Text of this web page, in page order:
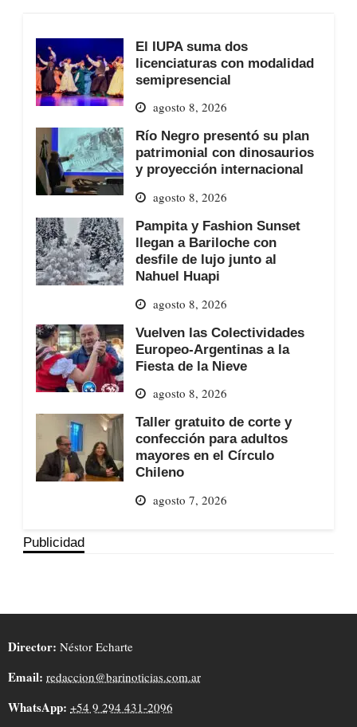
El IUPA suma dos
licenciaturas con modalidad
semipresencial
agosto 8, 2026
Río Negro presentó su plan
patrimonial con dinosaurios
y proyección internacional
agosto 8, 2026
Pampita y Fashion Sunset
llegan a Bariloche con
desfile de lujo junto al
Nahuel Huapi
agosto 8, 2026
Vuelven las Colectividades
Europeo-Argentinas a la
Fiesta de la Nieve
agosto 8, 2026
Taller gratuito de corte y
confección para adultos
mayores en el Círculo
Chileno
agosto 7, 2026
Publicidad
Director: Néstor Echarte
Email: redaccion@barinoticias.com.ar
WhatsApp: +54 9 294 431-2096